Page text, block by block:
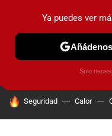
PRUEBAS COCHES
HOY SE HABLA DE
Seguridad Calor
Ya puedes ver
Solo